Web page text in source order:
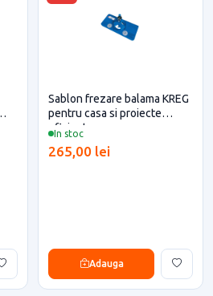
In stoc
Sablon frezare balama KREG
pentru casa si proiecte
eficiente
265,00 lei
Adauga